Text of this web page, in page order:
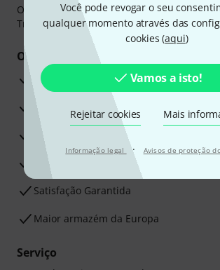
Você pode revogar o seu
qualquer momento através das
cookies (aqui)
Vamos a isto!
Rejeitar cookies Mais
Informação legal · Avisos de proteção
O pagamento pode ser feito de forma
Transferência bancária, PayPal ou Cartão
Os seus benefícios
Garantia Thomann de 3 anos
30 dias de garantia de dinheiro de volta
Assistência de Reparação
Conselhos dos nossos especialistas
Satisfação Garantida
Maior armazém da Europa
Serviço